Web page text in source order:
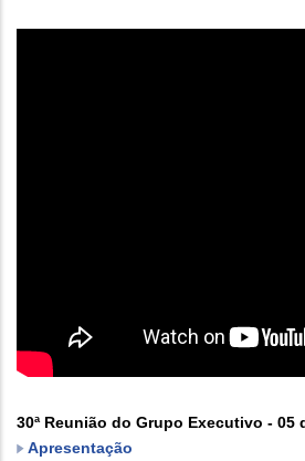
30ª Reunião do Grupo Executivo - 05
Apresentação